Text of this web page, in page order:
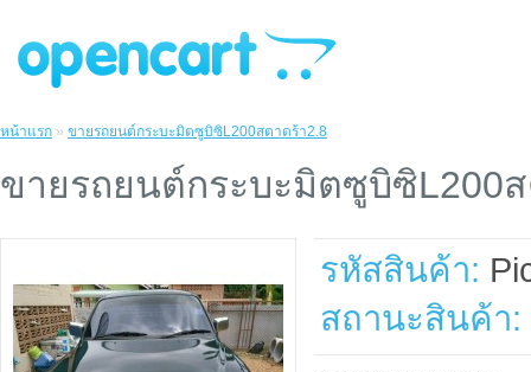
หน้าแรก » ขายรถยนต์กระบะมิตซูบิซิL200สตาดร้า2.8
ขายรถยนต์กระบะมิตซูบิซิL200
รหัสสินค้า:
สถานะสินค้า: